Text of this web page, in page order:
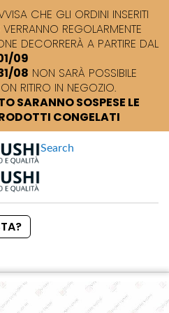
CHE GLI ORDINI INSERITI
VERRANNO REGOLARMENTE
DECORRERÀ A PARTIRE DAL
09
08 NON SARÀ POSSIBILE
RITIRO IN NEGOZIO.
SARANNO SOSPESE LE
CONGELATI
Search
Salsa di soia chiara giapponese